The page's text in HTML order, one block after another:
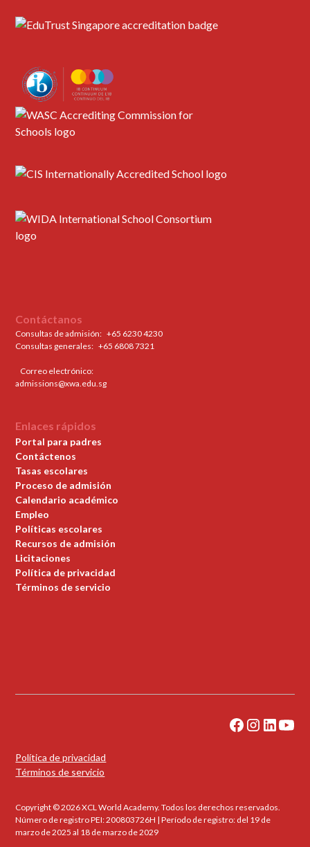
Contáctanos
Consultas de admisión:+65 6230 4230
Consultas generales: ‍+65 6808 7321
Correo electrónico:
admissions@xwa.edu.sg
Enlaces rápidos
Portal para padres
Contáctenos
Tasas escolares
Proceso de admisión
Calendario académico
Empleo
Políticas escolares
Recursos de admisión
Licitaciones
Política de privacidad
Términos de servicio
Copyright © 2026 XCL World Academy. Todos los derechos reservados.
Número de registro PEI: 200803726H | Período de registro: del 19 de
marzo de 2025 al 18 de marzo de 2029
Política de privacidad
Términos de servicio